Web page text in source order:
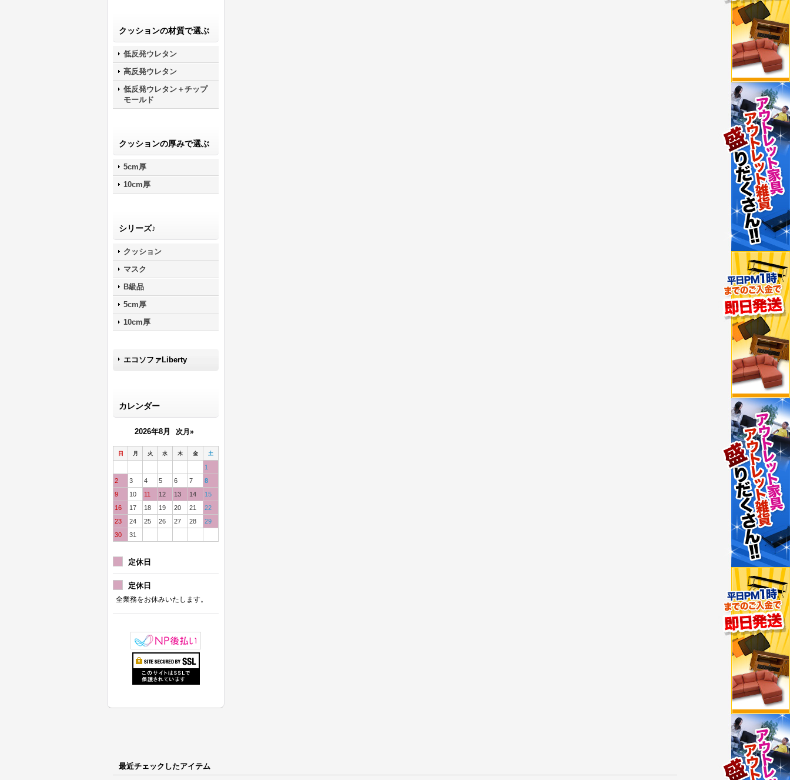
クッションの材質で選ぶ
低反発ウレタン
高反発ウレタン
低反発ウレタン＋チップ
モールド
クッションの厚みで選ぶ
5cm厚
10cm厚
シリーズ♪
クッション
マスク
B級品
5cm厚
10cm厚
エコソファLiberty
カレンダー
2026年8月 次月»
日 月 火 水 木 金 土
1
2
3 4 5 6 7
8
9
10 11 12 13 14
15
16
17 18 19 20 21
22
23
24 25 26 27 28
29
30
31
定休日
定休日
全業務をお休みいたします。
最近チェックしたアイテム